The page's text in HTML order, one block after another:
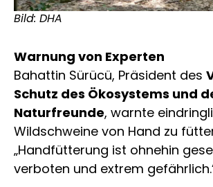
Bild: DHA
Warnung von Experten
Bahattin Sürücü, Präsident des
Schutz des Ökosystems und
Naturfreunde, warnte
Wildschweine von Hand zu
„Handfütterung ist ohnehin
verboten und extrem